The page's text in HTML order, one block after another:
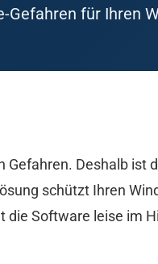
Gefahren für Ihren
Gefahren. Deshalb ist
schützt Ihren
Software leise im